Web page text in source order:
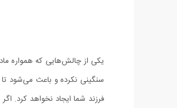
یکی از چالش‌هایی که همواره
سنگینی نکرده و باعث می‌شود
فرزند شما ایجاد نخواهد کرد.